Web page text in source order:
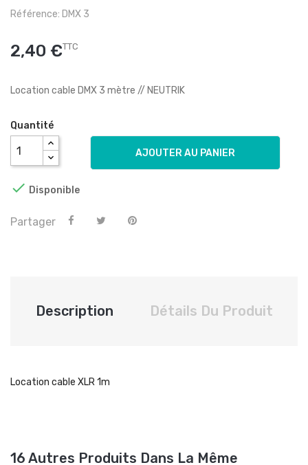
Référence: DMX 3
2,40 €TTC
Location cable DMX 3 mètre // NEUTRIK
Quantité
AJOUTER AU PANIER
 Disponible
Partager
Description Détails Du Produit
Location cable XLR 1m
16 Autres Produits Dans La Même